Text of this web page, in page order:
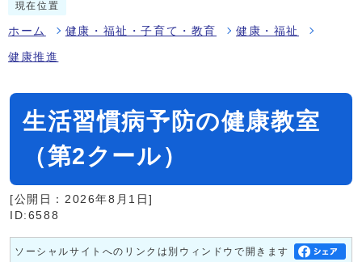
現在位置
ホーム 健康・福祉・子育て・教育 健康・福祉
健康推進
生活習慣病予防の健康教室
（第2クール）
[公開日：2026年8月1日]
ID:6588
ソーシャルサイトへのリンクは別ウィンドウで開きます